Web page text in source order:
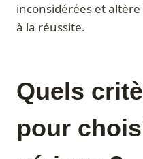
inconsidérées et
à la réussite.
Quels
pour